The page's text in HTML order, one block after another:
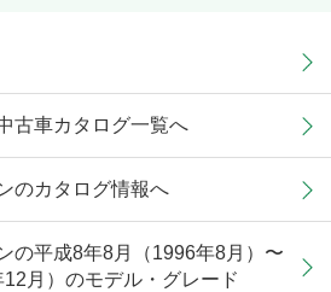
古車カタログ一覧へ
のカタログ情報へ
の平成8年8月（1996年8月）〜
月）のモデル・グレード